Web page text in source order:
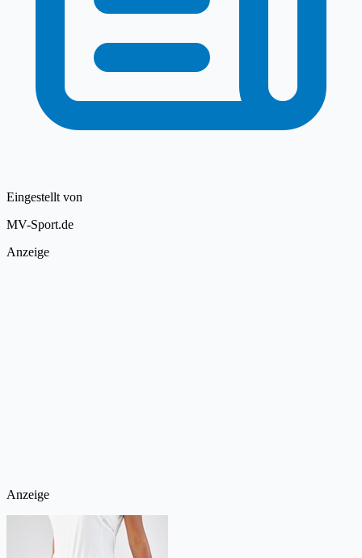
Eingestellt von
MV-Sport.de
Anzeige
Anzeige